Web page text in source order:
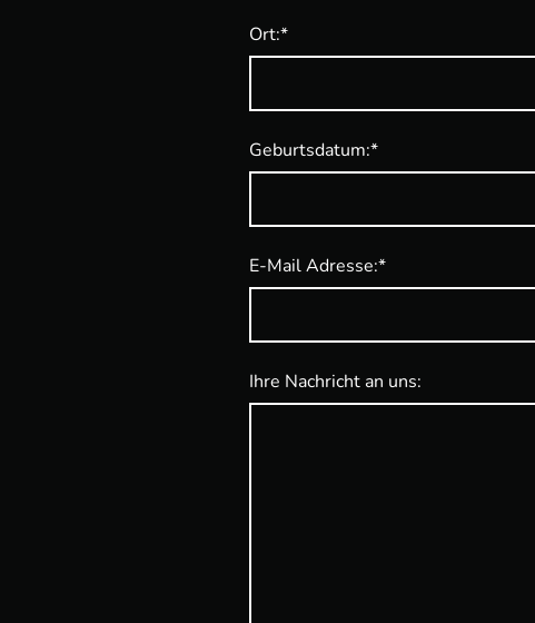
Ort:*
Geburtsdatum:*
E-Mail Adresse:*
Ihre Nachricht an uns: